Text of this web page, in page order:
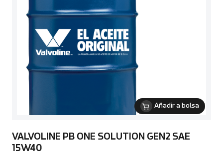
Añadir a bolsa
VALVOLINE PB ONE SOLUTION GEN2 SAE
15W40